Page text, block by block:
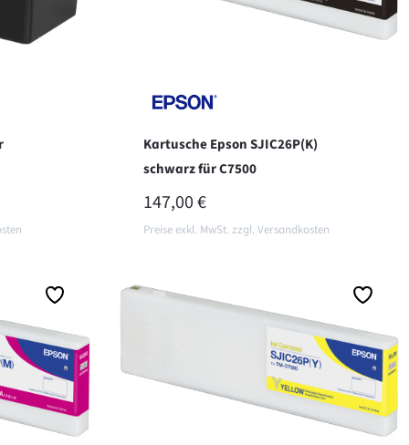
Kartusche Epson SJIC26P(K)
schwarz für C7500
REGULÄRER PREIS:
147,00 €
Preise exkl. MwSt. zzgl. Versandkosten
In den Warenkorb